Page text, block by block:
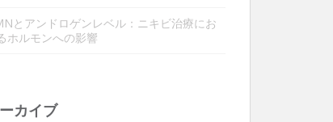
とアンドロゲンレベル：ニキビ治療にお
ホルモンへの影響
カイブ